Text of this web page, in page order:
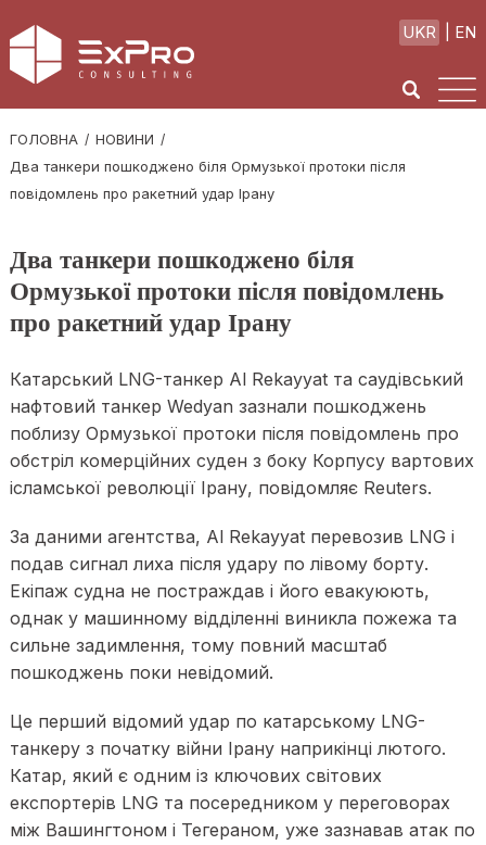
UKR EN
ГОЛОВНА
НОВИНИ
Два танкери пошкоджено біля Ормузької протоки після
повідомлень про ракетний удар Ірану
Два танкери пошкоджено біля
Ормузької протоки після повідомлень
про ракетний удар Ірану
Катарський LNG-танкер Al Rekayyat та саудівський
нафтовий танкер Wedyan зазнали пошкоджень
поблизу Ормузької протоки після повідомлень про
обстріл комерційних суден з боку Корпусу вартових
ісламської революції Ірану, повідомляє Reuters.
За даними агентства, Al Rekayyat перевозив LNG і
подав сигнал лиха після удару по лівому борту.
Екіпаж судна не постраждав і його евакуюють,
однак у машинному відділенні виникла пожежа та
сильне задимлення, тому повний масштаб
пошкоджень поки невідомий.
Це перший відомий удар по катарському LNG-
танкеру з початку війни Ірану наприкінці лютого.
Катар, який є одним із ключових світових
експортерів LNG та посередником у переговорах
між Вашингтоном і Тегераном, уже зазнавав атак по